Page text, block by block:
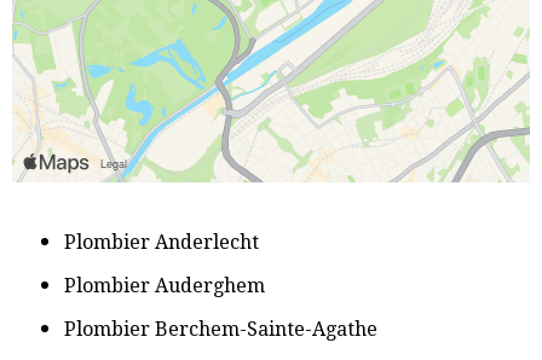
Plombier Anderlecht
​Plombier Auderghem
Plombier Berchem-Sainte-Agathe